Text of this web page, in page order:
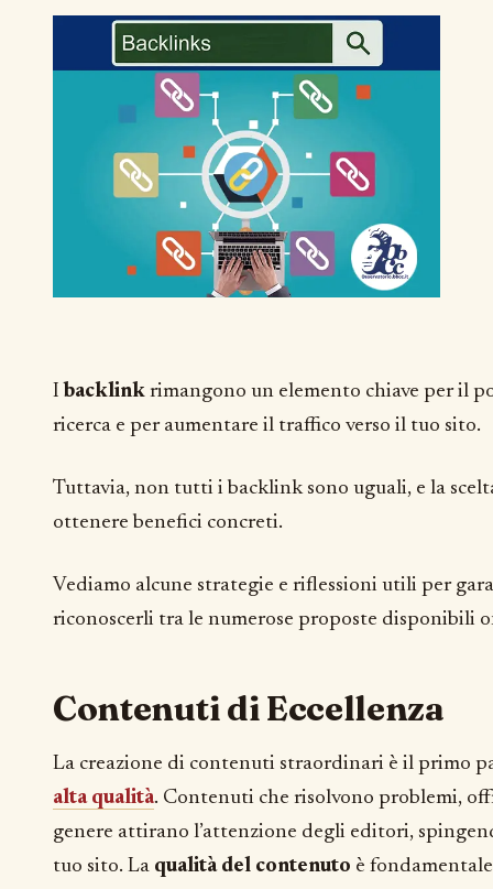
I backlink rimangono un elemento chiave per il
ricerca e per aumentare il traffico verso il tuo sito.
Tuttavia, non tutti i backlink sono uguali, e la
ottenere benefici concreti.
Vediamo alcune strategie e riflessioni utili per
riconoscerli tra le numerose proposte disponibili
Contenuti di Eccellenza
La creazione di contenuti straordinari è il primo
alta qualità. Contenuti che risolvono problemi,
genere attirano l’attenzione degli editori,
tuo sito. La qualità del contenuto è